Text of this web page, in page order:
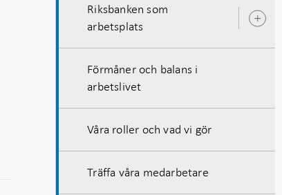
Riksbanken som
arbetsplats
Förmåner och balans i
arbetslivet
Våra roller och vad vi gör
Träffa våra medarbetare